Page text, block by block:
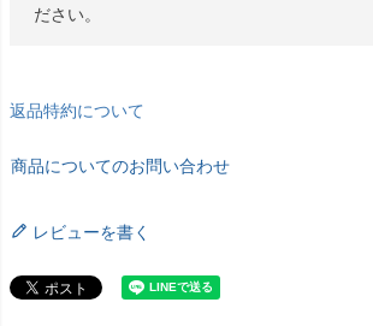
ださい。
返品特約について
商品についてのお問い合わせ
レビューを書く